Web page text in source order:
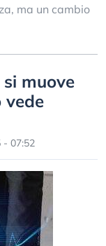
ma un cambio
si muove
vede
- 07:52